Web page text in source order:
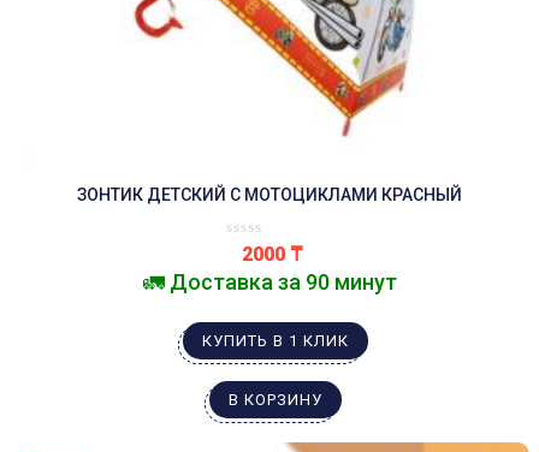
ЗОНТИК ДЕТСКИЙ С МОТОЦИКЛАМИ КРАСНЫЙ
2000 ₸
🚛 Доставка за 90 минут
КУПИТЬ В 1 КЛИК
В КОРЗИНУ